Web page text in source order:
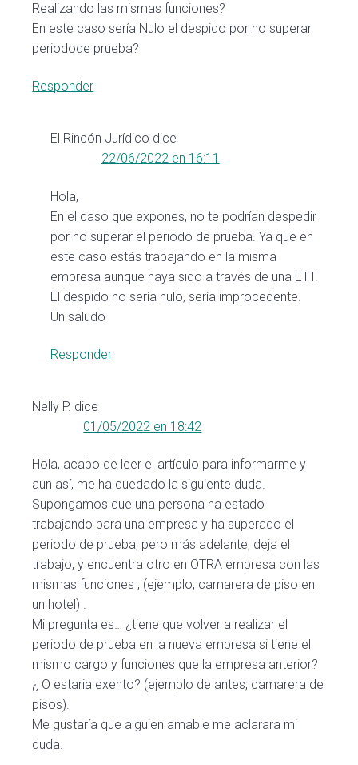
Realizando las mismas funciones?
En este caso sería Nulo el despido por no superar
periodode prueba?
Responder
El Rincón Jurídico dice
22/06/2022 en 16:11
Hola,
En el caso que expones, no te podrían despedir
por no superar el periodo de prueba. Ya que en
este caso estás trabajando en la misma
empresa aunque haya sido a través de una ETT.
El despido no sería nulo, sería improcedente.
Un saludo
Responder
Nelly P. dice
01/05/2022 en 18:42
Hola, acabo de leer el artículo para informarme y
aun así, me ha quedado la siguiente duda.
Supongamos que una persona ha estado
trabajando para una empresa y ha superado el
periodo de prueba, pero más adelante, deja el
trabajo, y encuentra otro en OTRA empresa con las
mismas funciones , (ejemplo, camarera de piso en
un hotel) .
Mi pregunta es… ¿tiene que volver a realizar el
periodo de prueba en la nueva empresa si tiene el
mismo cargo y funciones que la empresa anterior?
¿ O estaria exento? (ejemplo de antes, camarera de
pisos).
Me gustaría que alguien amable me aclarara mi
duda.